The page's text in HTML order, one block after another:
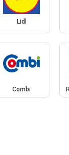
Lidl
Combi